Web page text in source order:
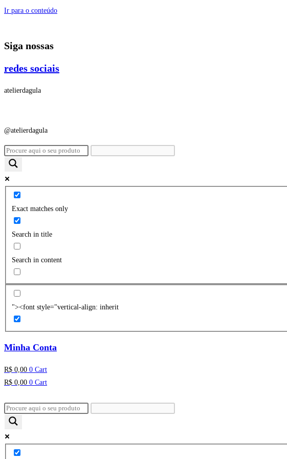
Ir para o conteúdo
Siga nossas
redes sociais
atelierdagula
@atelierdagula
Exact matches only
Search in title
Search in content
"><font style="vertical-align: inherit
Minha Conta
R$ 0,00 0 Cart
R$ 0,00 0 Cart